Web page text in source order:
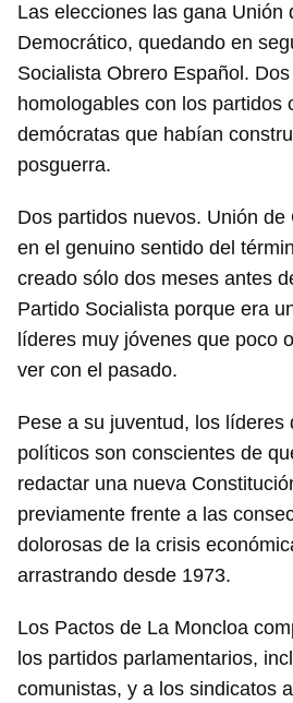
Las elecciones las gana Unión
Democrático, quedando en
Socialista Obrero Español.
homologables con los partidos
demócratas que habían
posguerra.
Dos partidos nuevos. Unión
en el genuino sentido del
creado sólo dos meses antes
Partido Socialista porque era
líderes muy jóvenes que poco
ver con el pasado.
Pese a su juventud, los líderes
políticos son conscientes de
redactar una nueva
previamente frente a las
dolorosas de la crisis
arrastrando desde 1973.
Los Pactos de La Moncloa
los partidos parlamentarios,
comunistas, y a los sindicatos